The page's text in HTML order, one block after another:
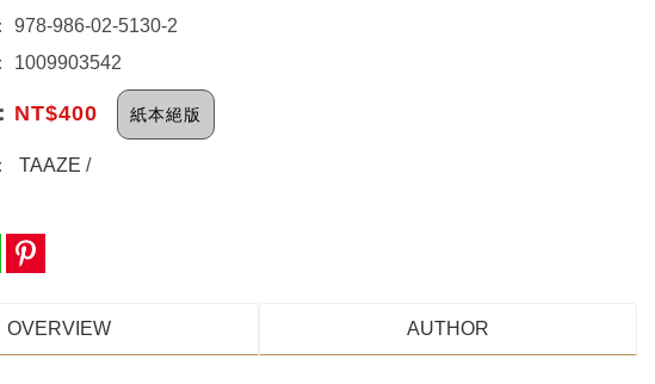
978-986-02-5130-2
1009903542
NT$400 紙本絕版
TAAZE /
OVERVIEW AUTHOR